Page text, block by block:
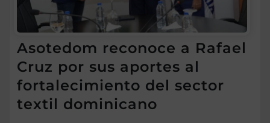
Asotedom reconoce a Rafael
Cruz por sus aportes al
fortalecimiento del sector
textil dominicano